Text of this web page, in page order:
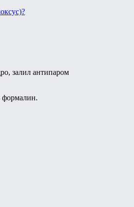
залил антипаром
формалин.